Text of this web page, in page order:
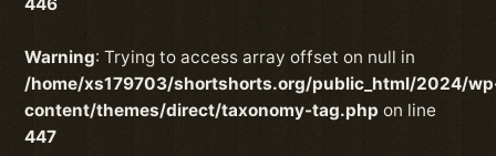
Warning: Trying to access array offset on null in
/home/xs179703/shortshorts.org/public_html/2024/
content/themes/direct/taxonomy-tag.php on line
447